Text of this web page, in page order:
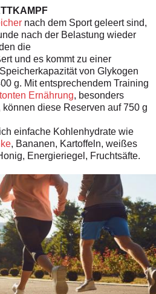
nach dem Sport geleert sind,
nach der Belastung wieder
die
und es kommt zu einer
von Glykogen
g. Mit entsprechendem Training
Ernährung, besonders
diese Reserven auf 750 g
einfache Kohlenhydrate wie
, Bananen, Kartoffeln, weißes
Energieriegel, Fruchtsäfte.